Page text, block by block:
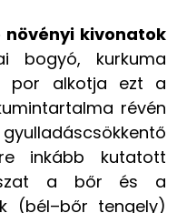
növényi kivonatok
bogyó, kurkuma
por alkotja ezt a
révén
inkább kutatott
a bőr és a
(bél–bőr tengely)